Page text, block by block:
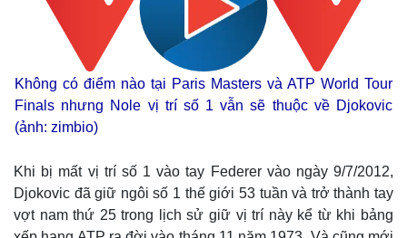
Không có điểm nào tại Paris Masters và ATP World Tour
Finals nhưng Nole vị trí số 1 vẫn sẽ thuộc về Djokovic
(ảnh: zimbio)
Khi bị mất vị trí số 1 vào tay Federer vào ngày 9/7/2012,
Djokovic đã giữ ngôi số 1 thế giới 53 tuần và trở thành tay
vợt nam thứ 25 trong lịch sử giữ vị trí này kể từ khi bảng